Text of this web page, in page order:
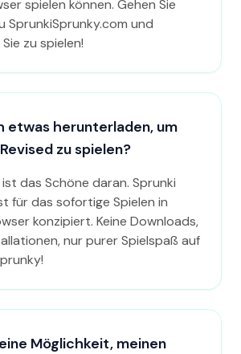
spielen können. Gehen Sie
SprunkiSprunky.com und
zu spielen!
etwas herunterladen, um
zu spielen?
ist das Schöne daran. Sprunki
für das sofortige Spielen in
konzipiert. Keine Downloads,
nur purer Spielspaß auf
Möglichkeit, meinen